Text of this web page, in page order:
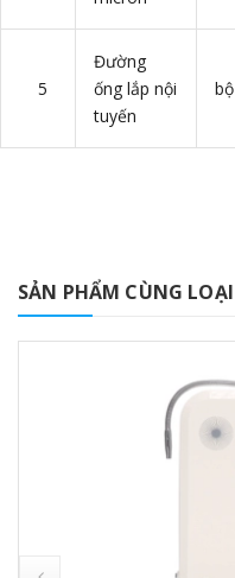
5
Đường
ống lắp nội
tuyến
bộ
SẢN PHẨM CÙNG LOẠI